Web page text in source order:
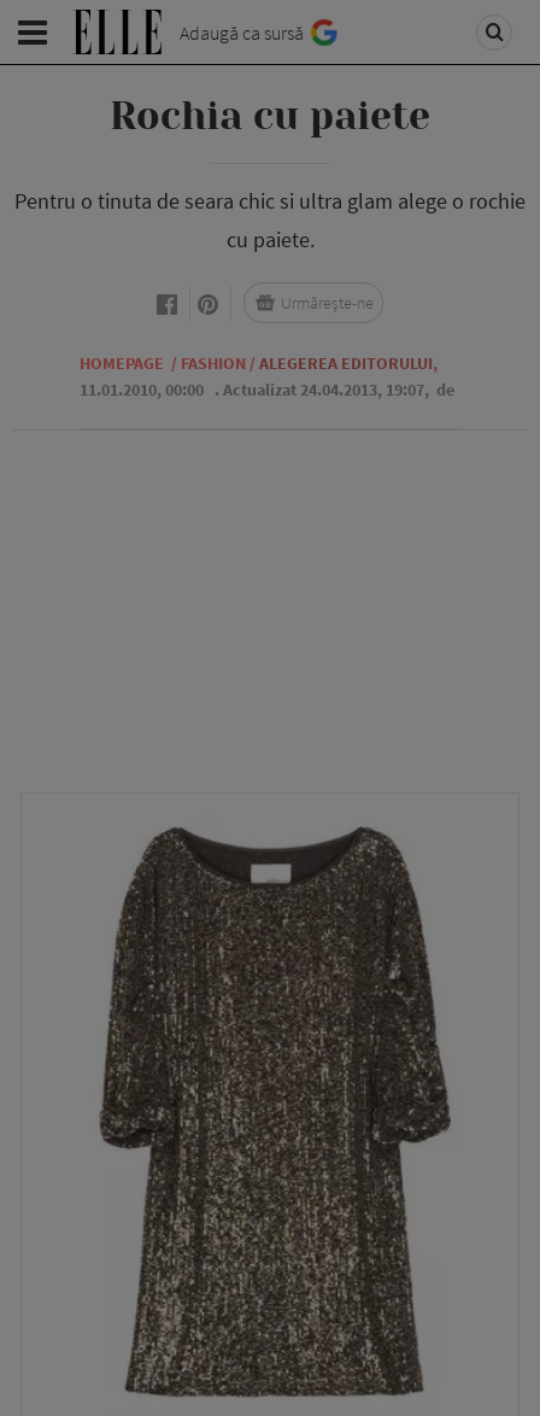
Adaugă ca sursă
Rochia cu paiete
Pentru o tinuta de seara chic si ultra glam alege o rochie
cu paiete.
HOMEPAGE / FASHION / ALEGEREA EDITORULUI,
11.01.2010, 00:00 . Actualizat 24.04.2013, 19:07, de
Urmărește-ne